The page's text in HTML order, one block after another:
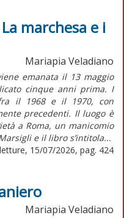
marchesa e i
Mariapia Veladiano
emanata il 13 maggio
cinque anni prima. I
il 1968 e il 1970, con
precedenti. Il luogo è
a Roma, un manicomio
e il libro s’intitola...
15/07/2026, pag. 424
Mariapia Veladiano